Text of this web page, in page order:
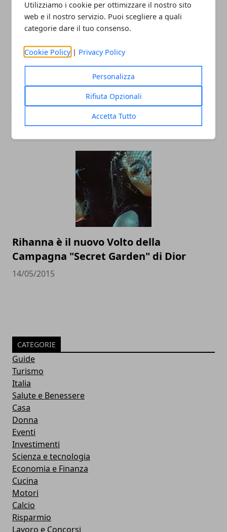
Utilizziamo i cookie per ottimizzare il nostro sito
web e il nostro servizio. Puoi scegliere a quali
categorie dare il tuo consenso.
Cookie Policy | Privacy Policy
Personalizza
Rifiuta Opzionali
Accetta Tutto
Jurassic World, al cinema l'ultimo
capitolo della saga di Steven Spielberg
Rihanna è il nuovo Volto della
Campagna "Secret Garden" di Dior
14/05/2015
CATEGORIE
Guide
Turismo
Italia
Salute e Benessere
Casa
Donna
Eventi
Investimenti
Scienza e tecnologia
Economia e Finanza
Cucina
Motori
Calcio
Risparmio
Lavoro e Concorsi